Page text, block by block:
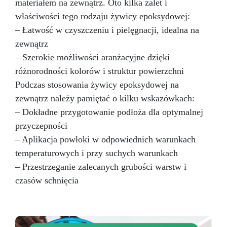
materiałem na zewnątrz. Oto kilka zalet i
właściwości tego rodzaju żywicy epoksydowej:
– Łatwość w czyszczeniu i pielęgnacji, idealna na
zewnątrz
– Szerokie możliwości aranżacyjne dzięki
różnorodności kolorów i struktur powierzchni
Podczas stosowania żywicy epoksydowej na
zewnątrz należy pamiętać o kilku wskazówkach:
– Dokładne przygotowanie podłoża dla optymalnej
przyczepności
– Aplikacja powłoki w odpowiednich warunkach
temperaturowych i przy suchych warunkach
– Przestrzeganie zalecanych grubości warstw i
czasów schnięcia